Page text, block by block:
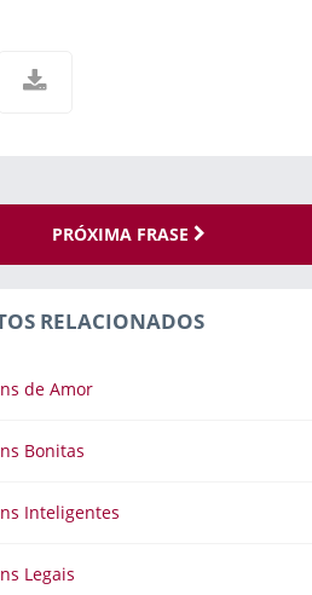
PRÓXIMA FRASE
RELACIONADOS
de Amor
Bonitas
Inteligentes
Legais